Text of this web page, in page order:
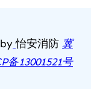
怡安消防 冀
备13001521号